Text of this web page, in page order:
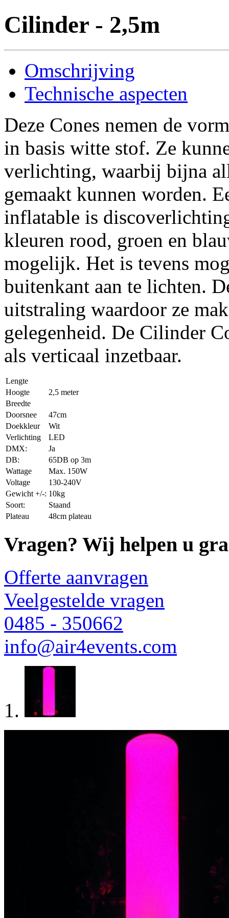
Cilinder - 2,5m
Omschrijving
Technische aspecten
Deze Cones nemen de
in basis witte stof. Ze
verlichting, waarbij bijna
gemaakt kunnen worden.
inflatable is
kleuren rood, groen en
mogelijk. Het is tevens
buitenkant aan te lichten.
uitstraling waardoor ze
gelegenheid. De Cilinder
als verticaal inzetbaar.
Lengte
Hoogte
2,5 meter
Breedte
Doorsnee
47cm
Doekkleur
Wit
Verlichting
LED
DMX:
Ja
DB:
65DB op 3m
Wattage
Max. 150W
Voltage
130-240V
Gewicht +/-: 10kg
Soort:
Staand
Plateau
48cm plateau
Vragen? Wij helpen u
Offerte aanvragen
Veelgestelde vragen
0485 - 350662
info@air4events.com